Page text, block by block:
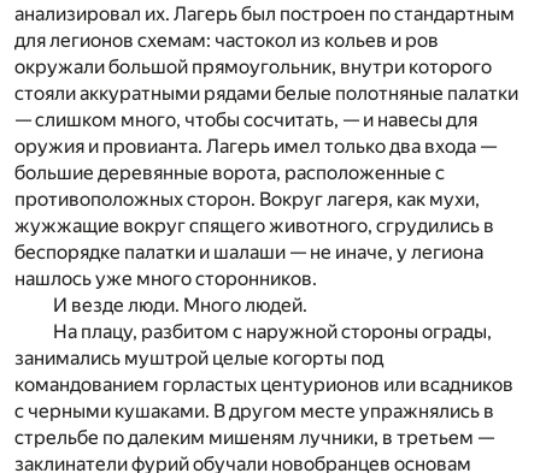
анализировал их. Лагерь был построен по стандартным
для легионов схемам: частокол из кольев и ров
окружали большой прямоугольник, внутри которого
стояли аккуратными рядами белые полотняные палатки
— слишком много, чтобы со­считать, — и навесы для
оружия и провианта. Лагерь имел только два входа —
большие деревянные ворота, расположенные с
противоположных сторон. Вокруг лагеря, как мухи,
жужжащие вокруг спящего животного, сгрудились в
бес­порядке палатки и шалаши — не иначе, у легиона
нашлось уже много сторонников.
И везде люди. Много людей.
На плацу, разбитом с наружной стороны ограды,
занима­лись муштрой целые когорты под
командованием горластых­ центурионов или всадников
с черными кушаками. В другом месте упражнялись в
стрельбе по далеким мишеням лучники, в третьем —
заклинатели фурий обучали новобранцев основам